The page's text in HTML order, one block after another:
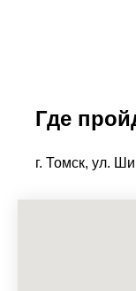
Где
г. Томск, ул.